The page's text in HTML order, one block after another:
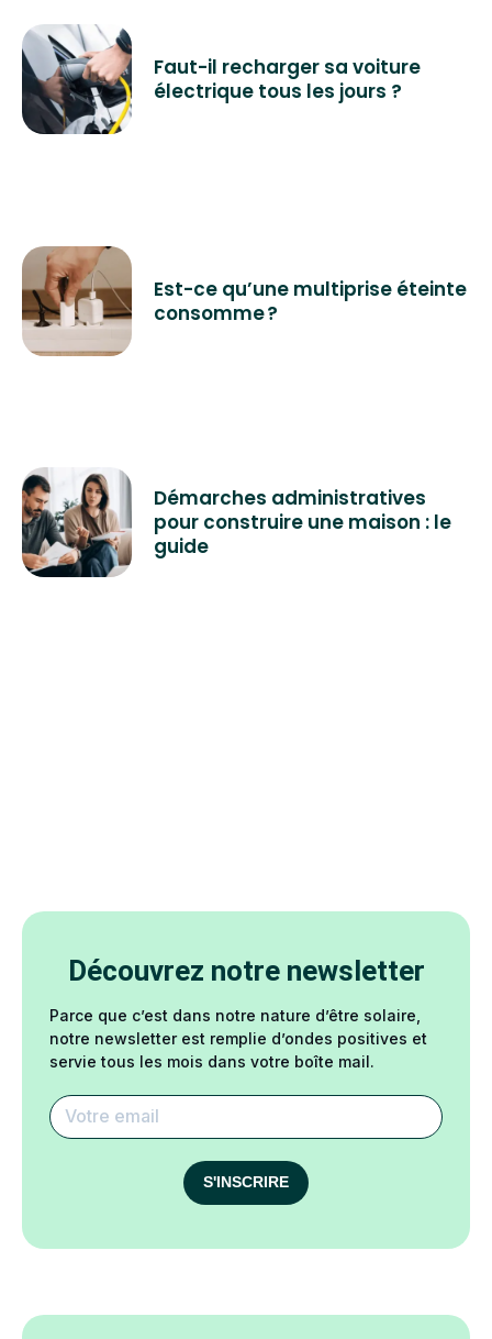
Faut-il recharger sa voiture
électrique tous les jours ?
Est-ce qu’une multiprise éteinte
consomme ?
Démarches administratives
pour construire une maison : le
guide
Découvrez notre newsletter
Parce que c’est dans notre nature d’être solaire,
notre newsletter est remplie d’ondes positives et
servie tous les mois dans votre boîte mail.
S'INSCRIRE